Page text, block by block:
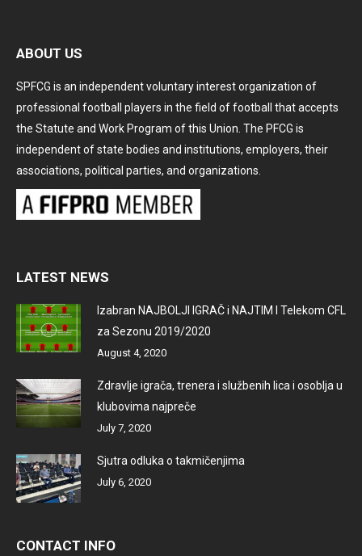
ABOUT US
SPFCG is an independent voluntary interest organization of
professional football players in the field of football that accepts
the Statute and Work Program of this Union. The PFCG is
independent of state bodies and institutions, employers, their
associations, political parties, and organizations.
LATEST NEWS
Izabran NAJBOLJI IGRAČ i NAJTIM I Telekom CFL
za Sezonu 2019/2020
August 4, 2020
Zdravlje igrača, trenera i službenih lica i osoblja u
klubovima najpreče
July 7, 2020
Sjutra odluka o takmičenjima
July 6, 2020
CONTACT INFO